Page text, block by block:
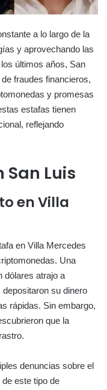
a lo largo de la
y aprovechando las
últimos años, San
fraudes financieros,
y promesas
estafas tienen
reflejando
Luis
en Villa
en Villa Mercedes
Una
dólares atrajo a
su dinero
rápidas. Sin embargo,
que la
denuncias sobre el
este tipo de